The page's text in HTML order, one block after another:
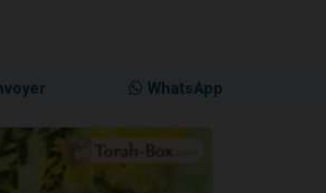
WhatsApp